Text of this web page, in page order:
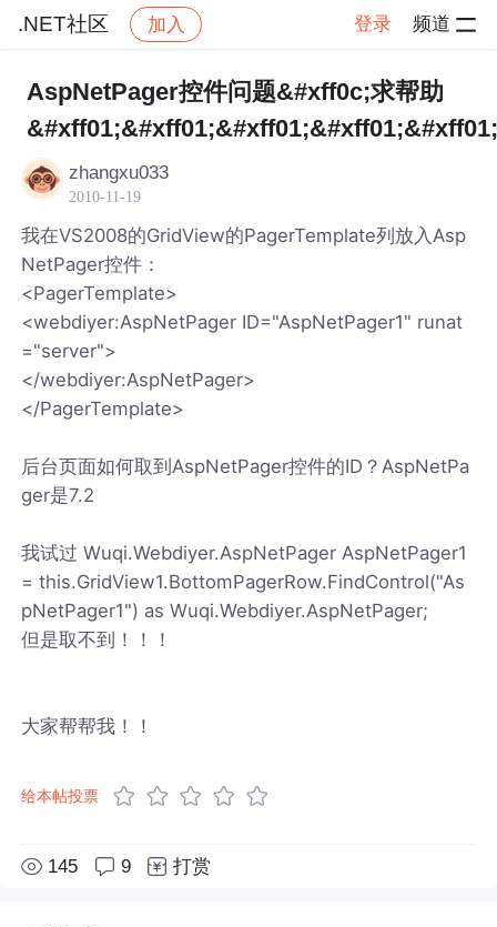
.NET社区 加入 登录 频道
社区 .NET社区 帖子详情
AspNetPager控件问题&#xff0c;求帮助
&#xff01;&#xff01;&#xff01;&#xff01;&#xff01;
zhangxu033
2010-11-19
我在VS2008的GridView的PagerTemplate列放入Asp
NetPager控件：
<PagerTemplate>
<webdiyer:AspNetPager ID="AspNetPager1" runat
="server">
</webdiyer:AspNetPager>
</PagerTemplate>
后台页面如何取到AspNetPager控件的ID？AspNetPa
ger是7.2
我试过 Wuqi.Webdiyer.AspNetPager AspNetPager1
= this.GridView1.BottomPagerRow.FindControl("As
pNetPager1") as Wuqi.Webdiyer.AspNetPager;
但是取不到！！！
大家帮帮我！！
给本帖投票
145 9 打赏